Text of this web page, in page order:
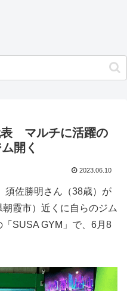
表 マルチに活躍の
開く
2023.06.10
佐勝明さん（38歳）が
霞市）近くに自らのジム
SUSA GYM」で、6月8